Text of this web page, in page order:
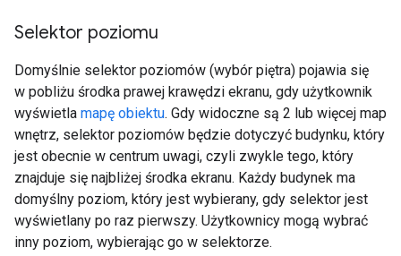
Selektor poziomu
Domyślnie selektor poziomów (wybór piętra) pojawia się
w pobliżu środka prawej krawędzi ekranu, gdy użytkownik
wyświetla mapę obiektu. Gdy widoczne są 2 lub więcej map
wnętrz, selektor poziomów będzie dotyczyć budynku, który
jest obecnie w centrum uwagi, czyli zwykle tego, który
znajduje się najbliżej środka ekranu. Każdy budynek ma
domyślny poziom, który jest wybierany, gdy selektor jest
wyświetlany po raz pierwszy. Użytkownicy mogą wybrać
inny poziom, wybierając go w selektorze.